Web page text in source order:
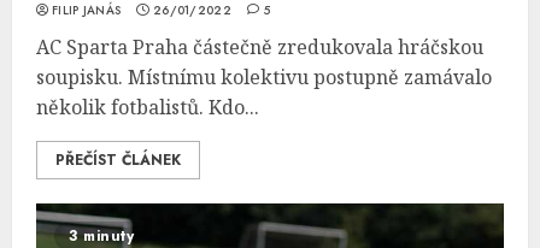
FILIP JANÁS 26/01/2022 5
AC Sparta Praha částečně zredukovala hráčskou
soupisku. Místnímu kolektivu postupně zamávalo
několik fotbalistů. Kdo...
PŘEČÍST ČLÁNEK
3 minuty